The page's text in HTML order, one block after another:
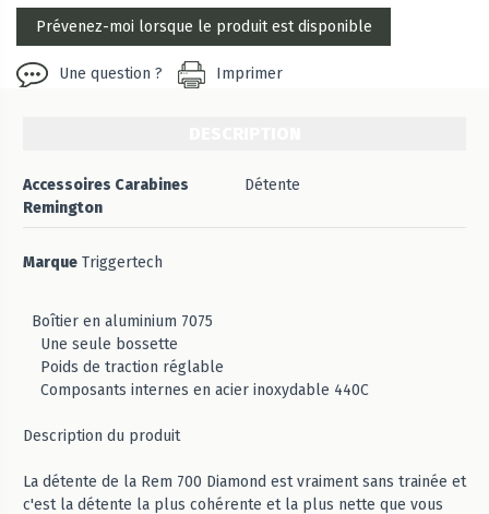
Une question ? Imprimer
Accessoires Carabines
Remington
Détente
Marque Triggertech
Boîtier en aluminium 7075
Une seule bossette
Poids de traction réglable
Composants internes en acier inoxydable 440C
Description du produit
La détente de la Rem 700 Diamond est vraiment sans trainée et
c'est la détente la plus cohérente et la plus nette que vous